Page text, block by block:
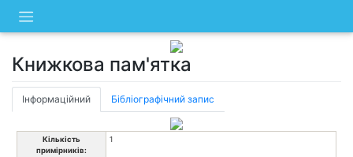
content
Книжкова пам'ятка
Інформаційний Бібліографічний запис
Кількість
примірників:
1